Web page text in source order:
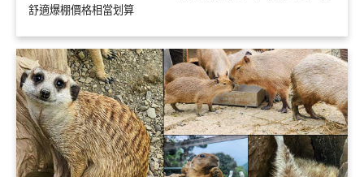
舒適爆棚價格相當划算